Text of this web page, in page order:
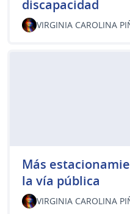
discapacidad
VIRGINIA CAROLINA
Más
la vía pública
VIRGINIA CAROLINA